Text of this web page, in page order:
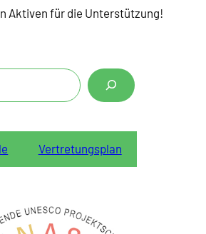
Aktiven für die Unterstützung!
Vertretungsplan